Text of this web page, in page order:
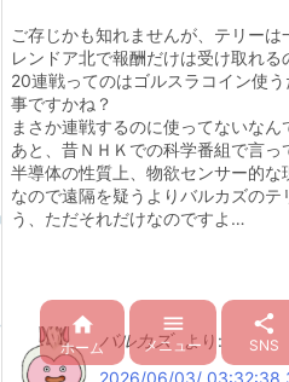
ご存じかも知れませんが、テリーは
レンドア北で報酬だけは受け取れる
20連戦ってのはゴルスラコイン使
事ですかね？
まさか連戦するのに使ってないなん
あと、昔ＮＨＫでの科学番組で言っ
半導体の性質上、物欲センサー的な
なので遠隔を疑うよりバルカズの
う、ただそれだけなのですよ…
バルカズ
より:

ホーム

メニュー

SNS